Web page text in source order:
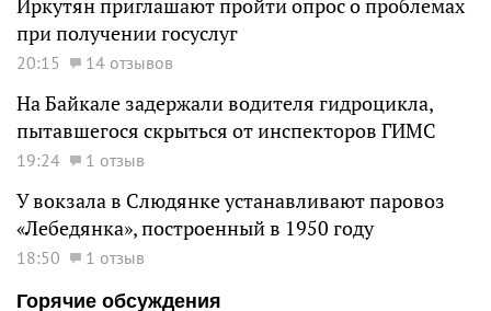
Иркутян приглашают пройти опрос о проблемах
при получении госуслуг
20:15 14 отзывов
На Байкале задержали водителя гидроцикла,
пытавшегося скрыться от инспекторов ГИМС
19:24 1 отзыв
У вокзала в Слюдянке устанавливают паровоз
«Лебедянка», построенный в 1950 году
18:50
1 отзыв
Горячие обсуждения